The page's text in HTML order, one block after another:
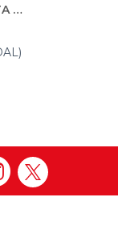
ACEITE AOVE GUADALIMAR LATA 2,5 L.